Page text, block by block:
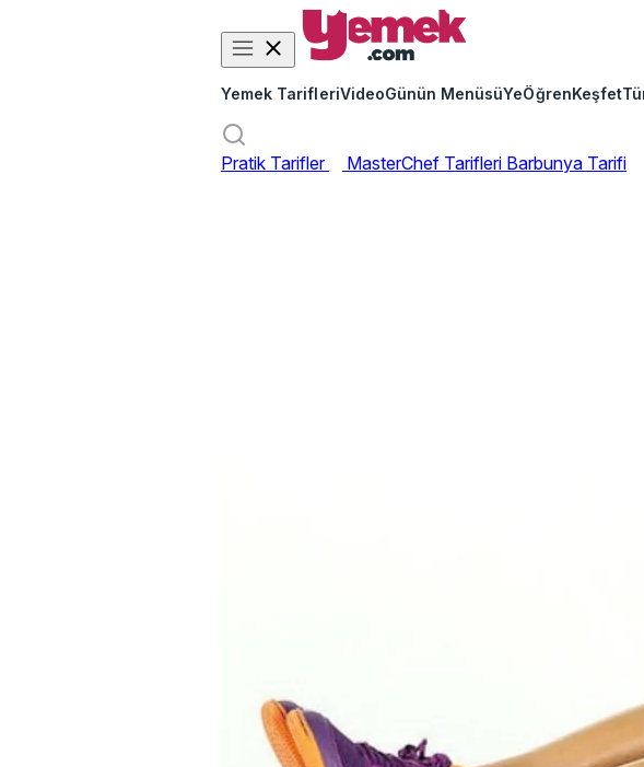
Yemek TarifleriVideoGünün MenüsüYeÖğrenKeşfet
Pratik Tarifler MasterChef Tarifleri Barbunya Tarifi